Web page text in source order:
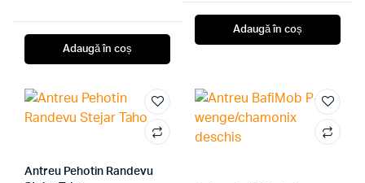
Adaugă în coș
Adaugă în coș
Antreu Pehotin Randevu